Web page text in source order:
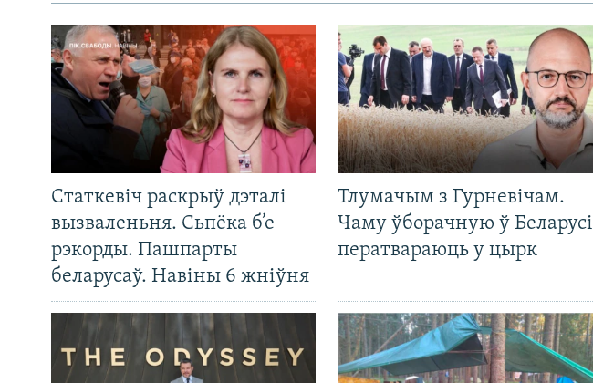
Статкевіч раскрыў дэталі
вызваленьня. Сьпёка б’е
рэкорды. Пашпарты
беларусаў. Навіны 6 жніўня
Тлумачым з Гурневічам.
Чаму ўборачную ў Беларусі
ператвараюць у цырк